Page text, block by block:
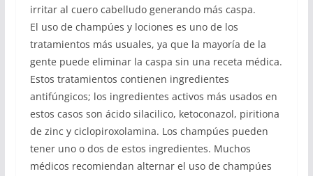
irritar al cuero cabelludo generando más caspa.
El uso de champúes y lociones es uno de los
tratamientos más usuales, ya que la mayoría de la
gente puede eliminar la caspa sin una receta médica.
Estos tratamientos contienen ingredientes
antifúngicos; los ingredientes activos más usados en
estos casos son ácido silacilico, ketoconazol, piritiona
de zinc y ciclopiroxolamina. Los champúes pueden
tener uno o dos de estos ingredientes. Muchos
médicos recomiendan alternar el uso de champúes